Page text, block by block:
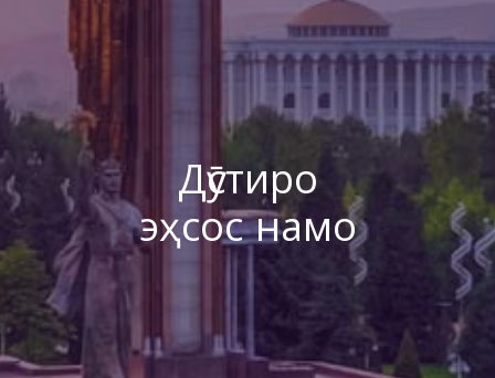
Дӯстиро
эҳсос намо